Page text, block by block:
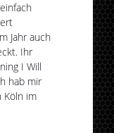
Jahr auch
Ihr
I Will
hab mir
Köln im